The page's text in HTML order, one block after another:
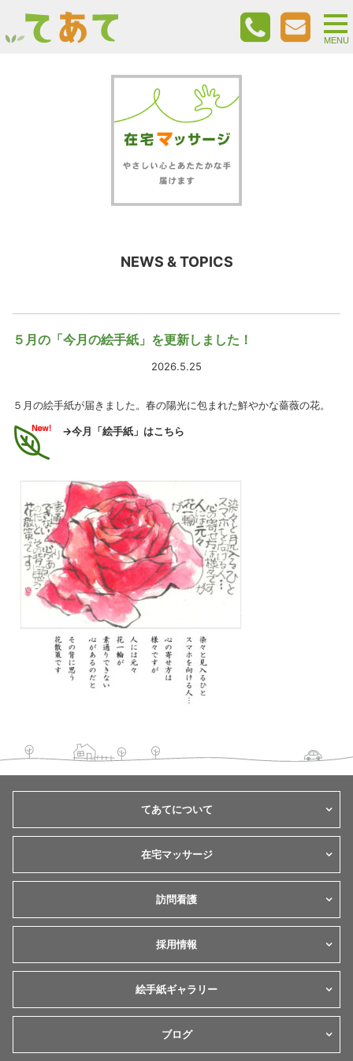
NEWS & TOPICS
５月の「今月の絵手紙」を更新しました！
2026.5.25
５月の絵手紙が届きました。春の陽光に包まれた鮮やかな薔薇の花。
→今月「絵手紙」はこちら
てあてについて
在宅マッサージ
訪問看護
採用情報
絵手紙ギャラリー
ブログ
MENU